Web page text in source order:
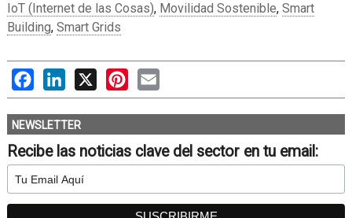
IoT (Internet de las Cosas), Movilidad Sostenible, Smart
Building, Smart Grids
FacebookLinkedIn
X PinterestEmail
NEWSLETTER
Recibe las noticias clave del sector en tu email: